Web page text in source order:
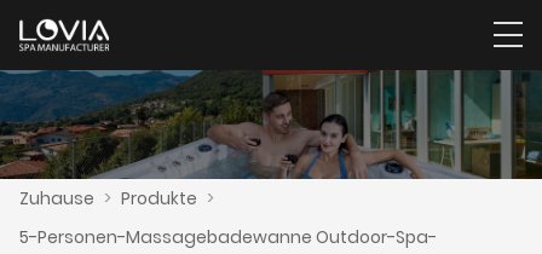
Zuhause > Produkte >
5-Personen-Massagebadewanne Outdoor-Spa-